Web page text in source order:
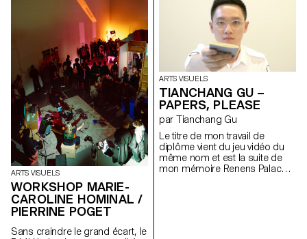
ARTS VISUELS
WORKSHOP MARIE-
CAROLINE HOMINAL /
PIERRINE POGET
Sans craindre le grand écart, le
ARTS VISUELS
TIANCHANG GU –
PAPERS, PLEASE
par Tianchang Gu
Le titre de mon travail de
diplôme vient du jeu vidéo du
même nom et est la suite de
mon mémoire Renens Palace,